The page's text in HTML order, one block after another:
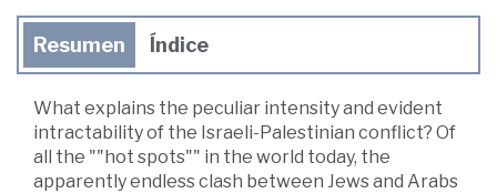
Resumen Índice
What explains the peculiar intensity and evident
intractability of the Israeli-Palestinian conflict? Of
all the ""hot spots"" in the world today, the
apparently endless clash between Jews and Arabs